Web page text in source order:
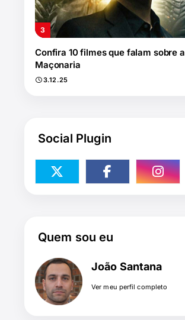
Confira 10 filmes que falam sobre a
Maçonaria
3.12.25
Social Plugin
Quem sou eu
João Santana
Ver meu perfil completo